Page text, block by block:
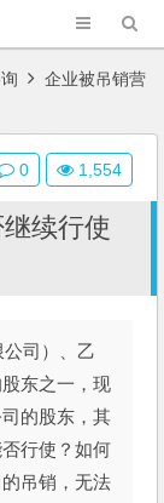
企业被吊销营
续行使
司）、乙
东之一，现
的股东，其
行使？如何
吊销，无法
0 1,554